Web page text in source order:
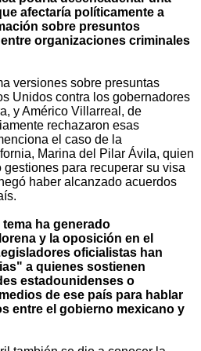
afectaría políticamente a
sobre presuntos
organizaciones criminales
versiones sobre presuntas
Unidos contra los gobernadores
y Américo Villarreal, de
rechazaron esas
el caso de la
Marina del Pilar Ávila, quien
para recuperar su visa
haber alcanzado acuerdos
ha generado
y la oposición en el
oficialistas han
a quienes sostienen
estadounidenses o
de ese país para hablar
entre el gobierno mexicano y